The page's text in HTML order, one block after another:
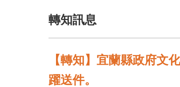
轉知訊息
【轉知】宜蘭縣政府文
躍送件。